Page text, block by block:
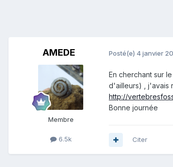
AMEDE
Membre
6.5k
Posté(e) 4 janvier
En cherchant sur
d'ailleurs) , j'avais
http://
Bonne journée
Citer